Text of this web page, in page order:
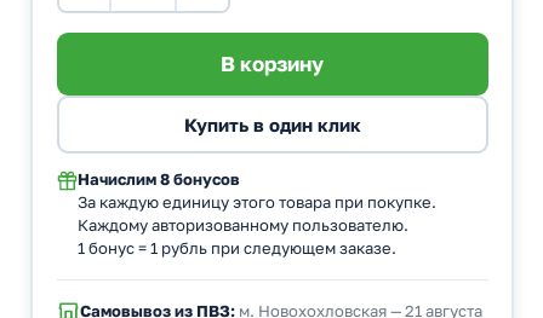
Начислим 8 бонусов
За каждую единицу этого товара при покупке.
Каждому авторизованному пользователю.
1 бонус = 1 рубль при следующем заказе.
Самовывоз из ПВЗ:м. Новохохловская — 21 августа